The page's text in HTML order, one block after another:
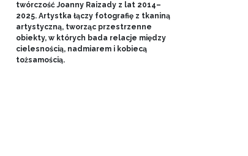
twórczość Joanny Raizady z lat 2014–
2025. Artystka łączy fotografię z tkaniną
artystyczną, tworząc przestrzenne
obiekty, w których bada relacje między
cielesnością, nadmiarem i kobiecą
tożsamością.